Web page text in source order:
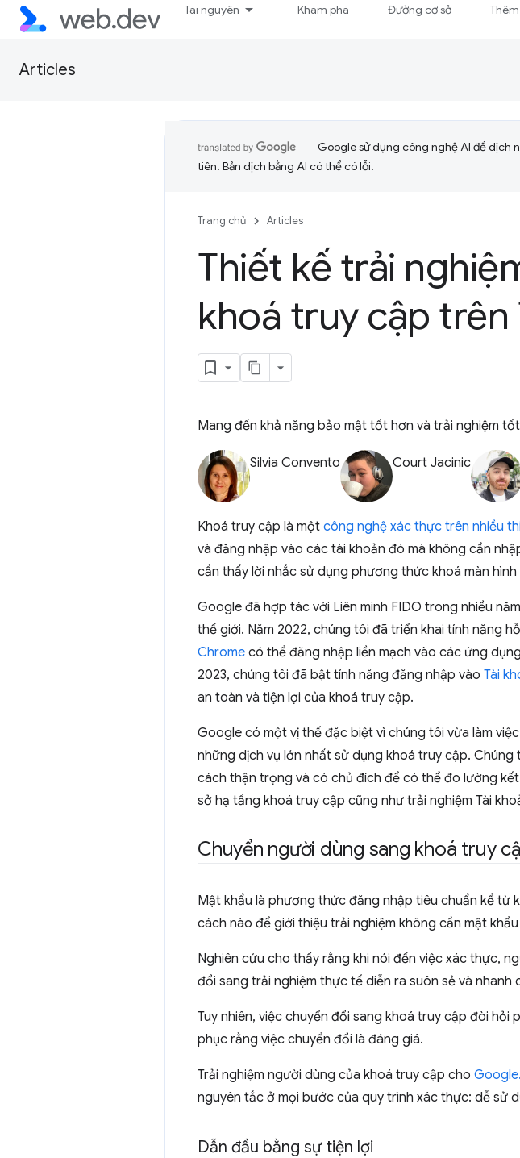
Tài nguyên Khám phá Đường cơ sở Thêm
Articles
Google sử dụng công nghệ AI để dịch
tiên. Bản dịch bằng AI có thể có lỗi.
Trang chủ Articles
Thiết kế trải
khoá truy cập trên
Mang đến khả năng bảo mật tốt hơn và trải nghiệm
Silvia Convento Court Jacinic
Khoá truy cập là một công nghệ xác thực trên nhiều
và đăng nhập vào các tài khoản đó mà không cần
cần thấy lời nhắc sử dụng phương thức khoá màn
Google đã hợp tác với Liên minh FIDO trong nhiều
thế giới. Năm 2022, chúng tôi đã triển khai tính năng
Chrome có thể đăng nhập liền mạch vào các ứng
2023, chúng tôi đã bật tính năng đăng nhập vào Tài
an toàn và tiện lợi của khoá truy cập.
Google có một vị thế đặc biệt vì chúng tôi vừa làm
những dịch vụ lớn nhất sử dụng khoá truy cập.
cách thận trọng và có chủ đích để có thể đo lường
sở hạ tầng khoá truy cập cũng như trải nghiệm Tài
Chuyển người dùng sang khoá truy
Mật khẩu là phương thức đăng nhập tiêu chuẩn kể từ
cách nào để giới thiệu trải nghiệm không cần mật
Nghiên cứu cho thấy rằng khi nói đến việc xác thực,
đổi sang trải nghiệm thực tế diễn ra suôn sẻ và nhanh
Tuy nhiên, việc chuyển đổi sang khoá truy cập đòi
phục rằng việc chuyển đổi là đáng giá.
Trải nghiệm người dùng của khoá truy cập cho
nguyên tắc ở mọi bước của quy trình xác thực: dễ sử
Dẫn đầu bằng sự tiện lợi